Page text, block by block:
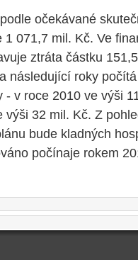
očekávané
1 071,7 mil. Kč. Ve
ztráta částku
následující roky
- v roce 2010 ve výši
výši 32 mil. Kč. Z
bude kladných
počínaje rokem